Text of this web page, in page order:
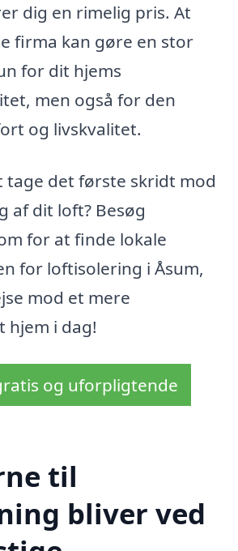
dig en rimelig pris. At
firma kan gøre en stor
for dit hjems
men også for den
og livskvalitet.
tage det første skridt mod
af dit loft? Besøg
for at finde lokale
for loftisolering i Åsum,
mod et mere
hjem i dag!
og uforpligtende
til
bliver ved